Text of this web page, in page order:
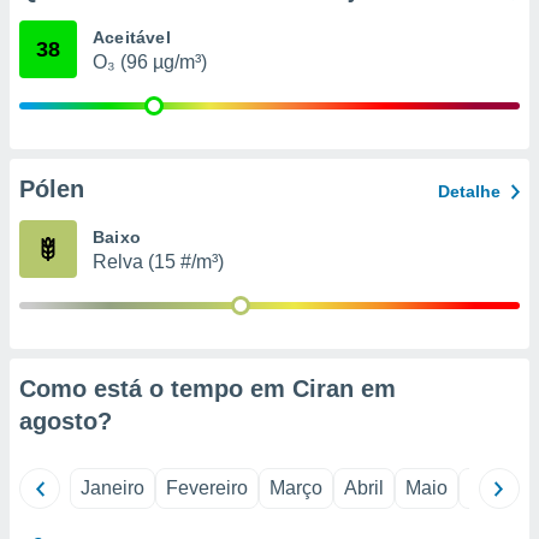
qual se
tal,
na
de
ou aceder
38 Aceitável
O₃ (96 µg/m³)
Pólen Detalhe
Baixo
Relva (15 #/m³)
Como está o tempo em Ciran em
agosto?
Janeiro Fevereiro Março Abril Maio Junho